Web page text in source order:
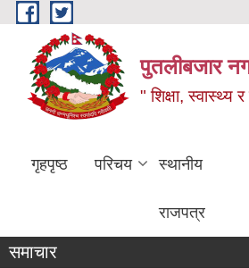
Skip to main content
पुतलीबजार
" शिक्षा, स्वास्थ्य
गृहपृष्ठ परिचय स्थानीय
राजपत्र
समाचार